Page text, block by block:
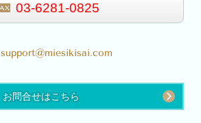
03-6281-0825
support@miesikisai.com
お問合せはこちら